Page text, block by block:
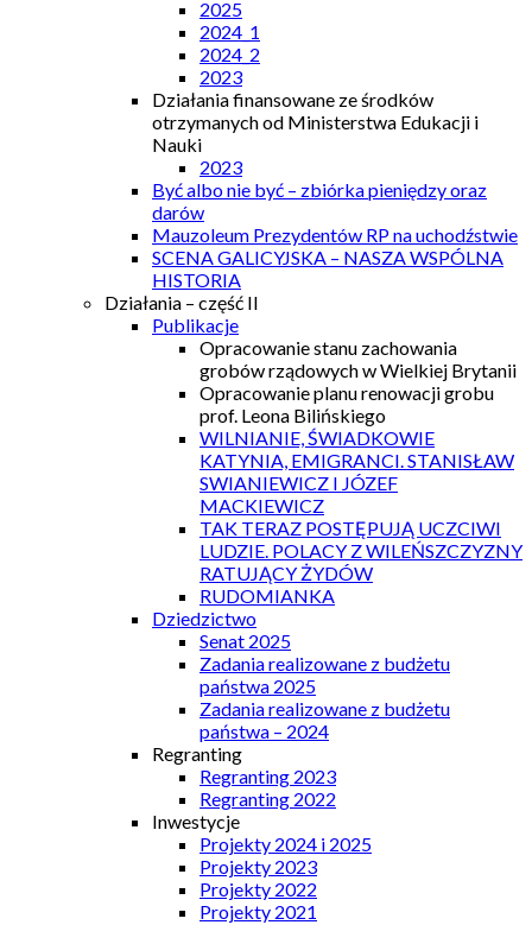
2025
2024_1
2024_2
2023
Działania finansowane ze środków
otrzymanych od Ministerstwa Edukacji i
Nauki
2023
Być albo nie być – zbiórka pieniędzy oraz
darów
Mauzoleum Prezydentów RP na uchodźstwie
SCENA GALICYJSKA – NASZA WSPÓLNA
HISTORIA
Działania – część II
Publikacje
Opracowanie stanu zachowania
grobów rządowych w Wielkiej Brytanii
Opracowanie planu renowacji grobu
prof. Leona Bilińskiego
WILNIANIE, ŚWIADKOWIE
KATYNIA, EMIGRANCI. STANISŁAW
SWIANIEWICZ I JÓZEF
MACKIEWICZ
TAK TERAZ POSTĘPUJĄ UCZCIWI
LUDZIE. POLACY Z WILEŃSZCZYZNY
RATUJĄCY ŻYDÓW
RUDOMIANKA
Dziedzictwo
Senat 2025
Zadania realizowane z budżetu
państwa 2025
Zadania realizowane z budżetu
państwa – 2024
Regranting
Regranting 2023
Regranting 2022
Inwestycje
Projekty 2024 i 2025
Projekty 2023
Projekty 2022
Projekty 2021